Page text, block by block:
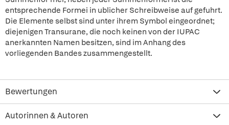
entsprechende Formei in ublicher Schreibweise auf gefuhrt.
Die Elemente selbst sind unter ihrem Symbol eingeordnet;
diejenigen Transurane, die noch keinen von der IUPAC
anerkannten Namen besitzen, sind im Anhang des
vorliegenden Bandes zusammengestellt.
Bewertungen
Autorinnen & Autoren